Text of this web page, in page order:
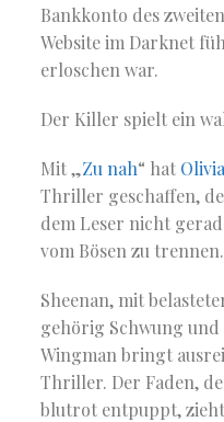
Bankkonto des
Website im Darknet
erloschen war.
Der Killer spielt ein
Mit „Zu nah“ hat
Thriller geschaffen,
dem Leser nicht
vom Bösen zu trennen.
Sheenan, mit
gehörig Schwung
Wingman bringt
Thriller. Der Faden,
blutrot entpuppt,